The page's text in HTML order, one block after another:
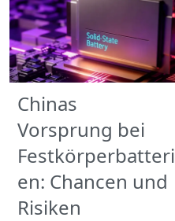
Chinas
Vorsprung bei
Festkörperbatteri
en: Chancen und
Risiken